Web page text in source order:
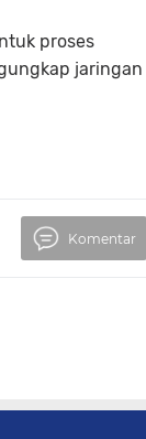
proses
jaringan
Komentar